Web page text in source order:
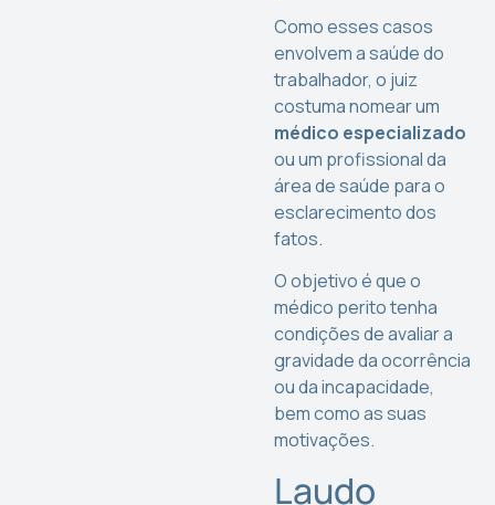
Como esses casos
envolvem a saúde do
trabalhador, o juiz
costuma nomear um
médico especializado
ou um profissional da
área de saúde para o
esclarecimento dos
fatos.
O objetivo é que o
médico perito tenha
condições de avaliar a
gravidade da ocorrência
ou da incapacidade,
bem como as suas
motivações.
Laudo